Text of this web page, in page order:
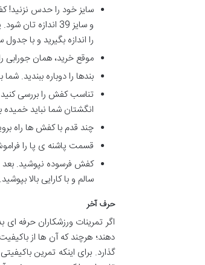
و سایز 39
را اندازه بگیرید و با
موقع خرید، همان جورابی
بندها را دوباره ببندید.
تناسب کفش را بررسی
انگشتان شما نباید خمیده
چند قدم با کفش ها راه
قسمت پاشنه ی پا را
کفش فرسوده نپوشید. بعد
سالم و با کارایی بالا بپوشید.
حرف آخر
اگر تمرینات ورزشکاران حرفه
دهند؛ هرچند که آن ها از
گذارد. برای اینکه تمرین